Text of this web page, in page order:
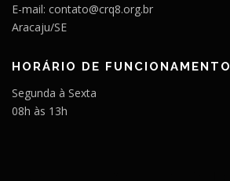
E-mail: contato@crq8.org.br
Aracaju/SE
HORÁRIO DE FUNCIONAMENTO
Segunda à Sexta
08h às 13h